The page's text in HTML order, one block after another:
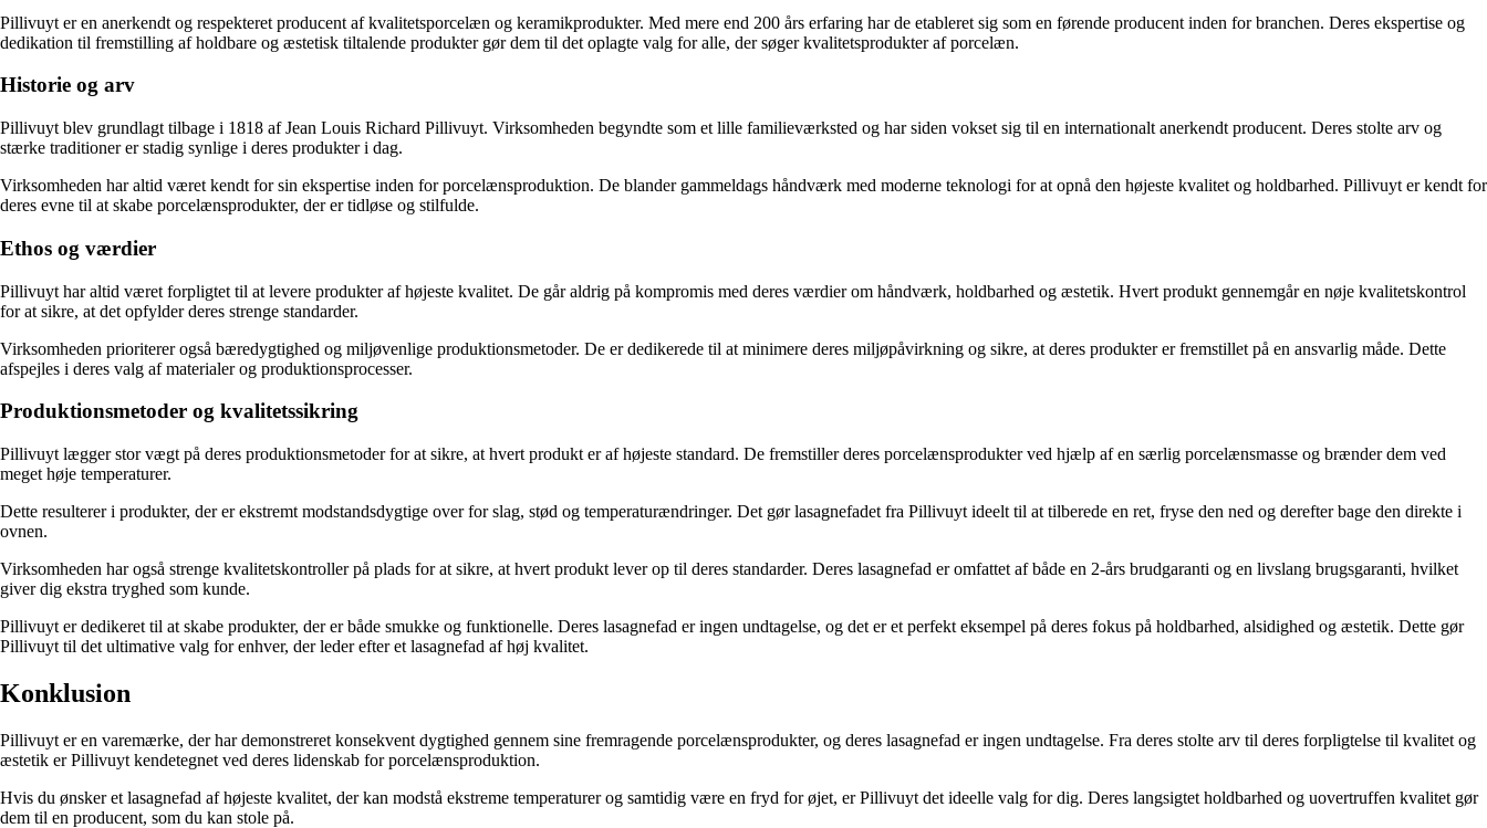
Pillivuyt er en anerkendt og respekteret producent af kvalitetsporcelæn og keramikprodukter. Med mere end 200 års erfaring har de etableret sig som en førende producent inden for branchen. Deres ekspertise og
dedikation til fremstilling af holdbare og æstetisk tiltalende produkter gør dem til det oplagte valg for alle, der søger kvalitetsprodukter af porcelæn.
Historie og arv
Pillivuyt blev grundlagt tilbage i 1818 af Jean Louis Richard Pillivuyt. Virksomheden begyndte som et lille familieværksted og har siden vokset sig til en internationalt anerkendt producent. Deres stolte arv og
stærke traditioner er stadig synlige i deres produkter i dag.
Virksomheden har altid været kendt for sin ekspertise inden for porcelænsproduktion. De blander gammeldags håndværk med moderne teknologi for at opnå den højeste kvalitet og holdbarhed. Pillivuyt er kendt for
deres evne til at skabe porcelænsprodukter, der er tidløse og stilfulde.
Ethos og værdier
Pillivuyt har altid været forpligtet til at levere produkter af højeste kvalitet. De går aldrig på kompromis med deres værdier om håndværk, holdbarhed og æstetik. Hvert produkt gennemgår en nøje kvalitetskontrol
for at sikre, at det opfylder deres strenge standarder.
Virksomheden prioriterer også bæredygtighed og miljøvenlige produktionsmetoder. De er dedikerede til at minimere deres miljøpåvirkning og sikre, at deres produkter er fremstillet på en ansvarlig måde. Dette
afspejles i deres valg af materialer og produktionsprocesser.
Produktionsmetoder og kvalitetssikring
Pillivuyt lægger stor vægt på deres produktionsmetoder for at sikre, at hvert produkt er af højeste standard. De fremstiller deres porcelænsprodukter ved hjælp af en særlig porcelænsmasse og brænder dem ved
meget høje temperaturer.
Dette resulterer i produkter, der er ekstremt modstandsdygtige over for slag, stød og temperaturændringer. Det gør lasagnefadet fra Pillivuyt ideelt til at tilberede en ret, fryse den ned og derefter bage den direkte i
ovnen.
Virksomheden har også strenge kvalitetskontroller på plads for at sikre, at hvert produkt lever op til deres standarder. Deres lasagnefad er omfattet af både en 2-års brudgaranti og en livslang brugsgaranti, hvilket
giver dig ekstra tryghed som kunde.
Pillivuyt er dedikeret til at skabe produkter, der er både smukke og funktionelle. Deres lasagnefad er ingen undtagelse, og det er et perfekt eksempel på deres fokus på holdbarhed, alsidighed og æstetik. Dette gør
Pillivuyt til det ultimative valg for enhver, der leder efter et lasagnefad af høj kvalitet.
Konklusion
Pillivuyt er en varemærke, der har demonstreret konsekvent dygtighed gennem sine fremragende porcelænsprodukter, og deres lasagnefad er ingen undtagelse. Fra deres stolte arv til deres forpligtelse til kvalitet og
æstetik er Pillivuyt kendetegnet ved deres lidenskab for porcelænsproduktion.
Hvis du ønsker et lasagnefad af højeste kvalitet, der kan modstå ekstreme temperaturer og samtidig være en fryd for øjet, er Pillivuyt det ideelle valg for dig. Deres langsigtet holdbarhed og uovertruffen kvalitet gør
dem til en producent, som du kan stole på.